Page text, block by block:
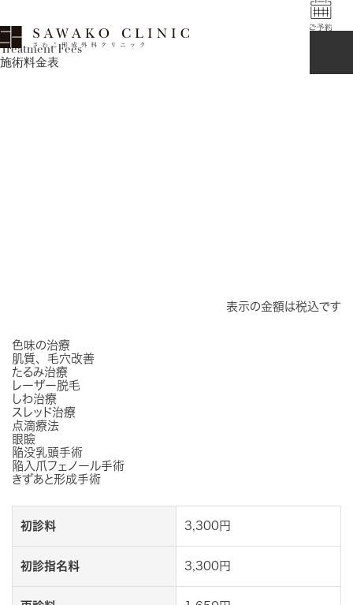
Treatment Fees
施術料金表
表示の金額は税込です
色味の治療
肌質、毛穴改善
たるみ治療
レーザー脱毛
しわ治療
スレッド治療
点滴療法
眼瞼
陥没乳頭手術
陥入爪フェノール手術
きずあと形成手術
初診料 3,300円
初診指名料 3,300円